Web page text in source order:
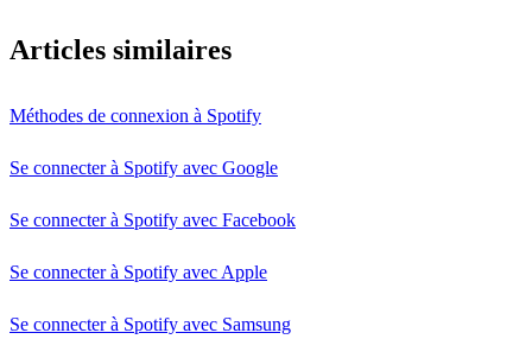
Articles similaires
Méthodes de connexion à Spotify
Se connecter à Spotify avec Google
Se connecter à Spotify avec Facebook
Se connecter à Spotify avec Apple
Se connecter à Spotify avec Samsung